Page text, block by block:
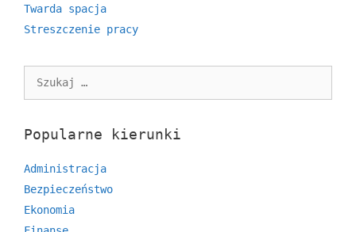
Twarda spacja
Streszczenie pracy
Popularne kierunki
Administracja
Bezpieczeństwo
Ekonomia